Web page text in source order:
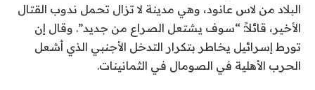
البلاد من لاس عانود، وهي مدينة لا تزال تحمل ندوب القتال
الأخير، قائلاً: “سوف يشتعل الصراع من جديد”. وقال إن
تورط إسرائيل يخاطر بتكرار التدخل الأجنبي الذي أشعل
الحرب الأهلية في الصومال في الثمانينات.